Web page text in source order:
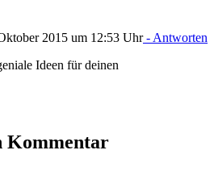
2015 um 12:53 Uhr- Antworten
Ideen für deinen
Kommentar